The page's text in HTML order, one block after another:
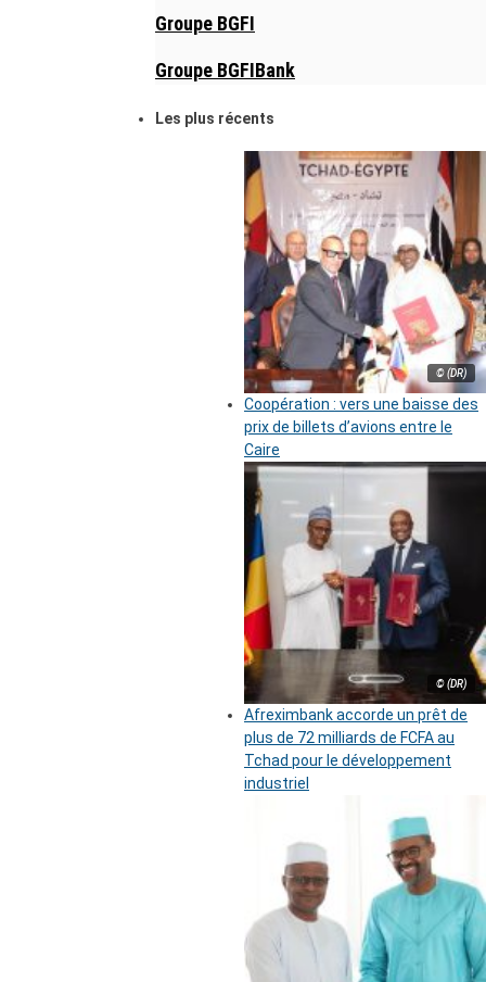
Groupe BGFI
Groupe BGFIBank
Les plus récents
© (DR)
Coopération : vers une baisse des
prix de billets d’avions entre le
Caire
© (DR)
Afreximbank accorde un prêt de
plus de 72 milliards de FCFA au
Tchad pour le développement
industriel